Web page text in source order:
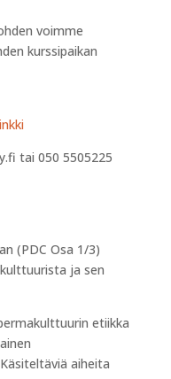
voimme
kurssipaikan
tai 050 5505225
(PDC Osa 1/3)
ja sen
etiikka
aiheita